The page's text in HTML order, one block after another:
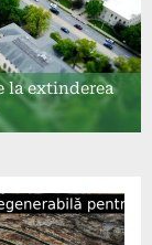
la extinderea